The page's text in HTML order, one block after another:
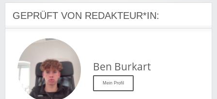
GEPRÜFT VON REDAKTEUR*IN:
Ben Burkart
Mein Profil